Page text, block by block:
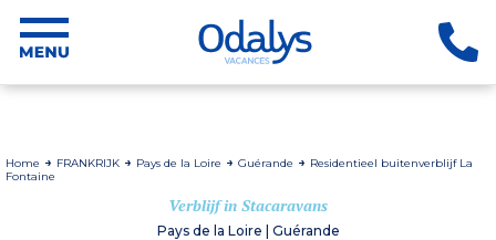
Home FRANKRIJK Pays de la Loire Guérande
Residentieel buitenverblijf La
Fontaine
Verblijf in Stacaravans
Pays de la Loire | Guérande